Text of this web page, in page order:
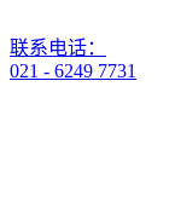
联系电话：
021 - 6249 7731